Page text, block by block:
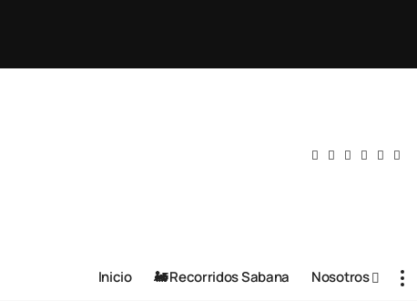
Inicio 🚂 Recorridos Sabana Nosotros